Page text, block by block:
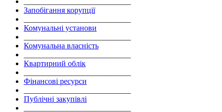
Запобігання корупції
Комунальні установи
Комунальна власність
Квартирний облік
Фінансові ресурси
Публічні закупівлі